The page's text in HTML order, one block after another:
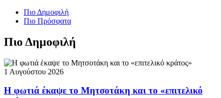
Πιο Δημοφιλή
Πιο Πρόσφατα
Πιο Δημοφιλή
1 Αυγούστου 2026
Η φωτιά έκαψε το Μητσοτάκη και το «επιτελικό